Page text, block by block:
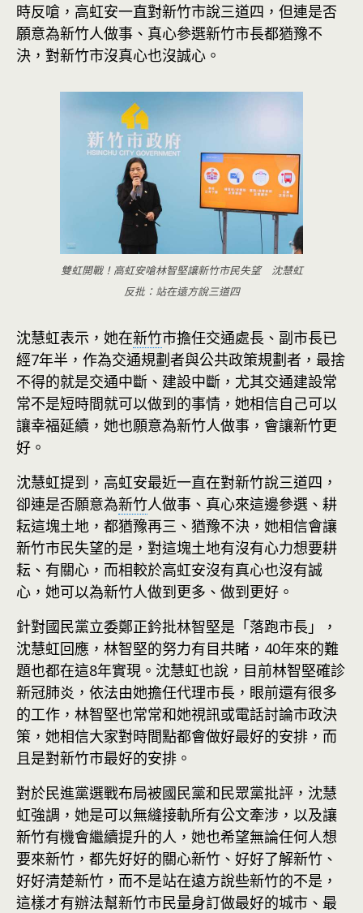
時反嗆，高虹安一直對新竹市說三道四，但連是否
願意為新竹人做事、真心參選新竹市長都猶豫不
決，對新竹市沒真心也沒誠心。
雙虹開戰！高虹安嗆林智堅讓新竹市民失望 沈慧虹
反批：站在遠方說三道四
沈慧虹表示，她在新竹市擔任交通處長、副市長已
經7年半，作為交通規劃者與公共政策規劃者，最捨
不得的就是交通中斷、建設中斷，尤其交通建設常
常不是短時間就可以做到的事情，她相信自己可以
讓幸福延續，她也願意為新竹人做事，會讓新竹更
好。
沈慧虹提到，高虹安最近一直在對新竹說三道四，
卻連是否願意為新竹人做事、真心來這邊參選、耕
耘這塊土地，都猶豫再三、猶豫不決，她相信會讓
新竹市民失望的是，對這塊土地有沒有心力想要耕
耘、有關心，而相較於高虹安沒有真心也沒有誠
心，她可以為新竹人做到更多、做到更好。
針對國民黨立委鄭正鈐批林智堅是「落跑市長」，
沈慧虹回應，林智堅的努力有目共睹，40年來的難
題也都在這8年實現。沈慧虹也說，目前林智堅確診
新冠肺炎，依法由她擔任代理市長，眼前還有很多
的工作，林智堅也常常和她視訊或電話討論市政決
策，她相信大家對時間點都會做好最好的安排，而
且是對新竹市最好的安排。
對於民進黨選戰布局被國民黨和民眾黨批評，沈慧
虹強調，她是可以無縫接軌所有公文牽涉，以及讓
新竹有機會繼續提升的人，她也希望無論任何人想
要來新竹，都先好好的關心新竹、好好了解新竹、
好好清楚新竹，而不是站在遠方說些新竹的不是，
這樣才有辦法幫新竹市民量身訂做最好的城市、最